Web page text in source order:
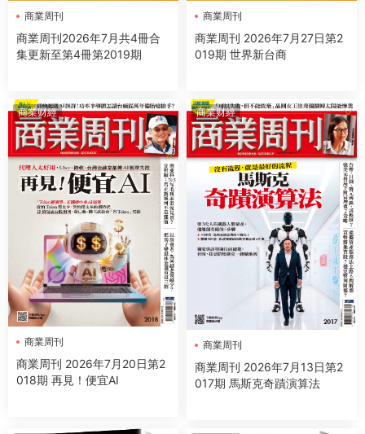
商業周刊
商業周刊2026年7月共4冊合
集更新至第4冊第2019期
商業周刊
商業周刊 2026年7月27日第2
019期 世界新台商
商業财經
商業周刊
商業周刊 2026年7月20日第2
018期 再見！便宜AI
商業财經
商業周刊
商業周刊 2026年7月13日第2
017期 馬斯克奇蹟演算法